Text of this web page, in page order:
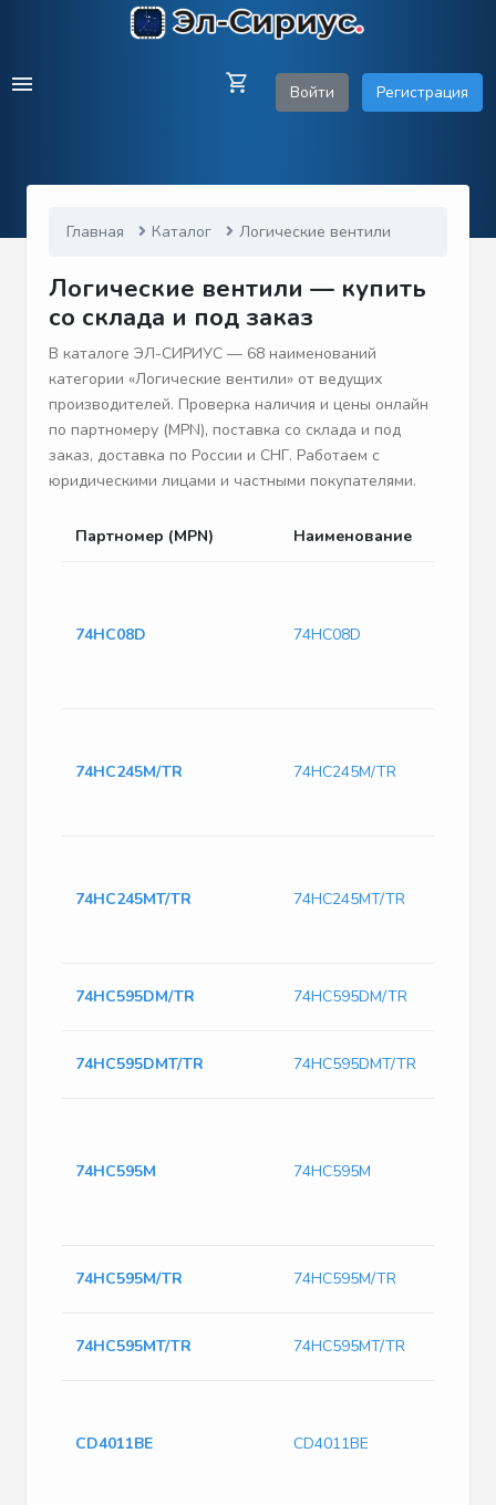
Войти Регистрация
Главная Каталог Логические вентили
Логические вентили — купить
со склада и под заказ
В каталоге ЭЛ-СИРИУС — 68 наименований
категории «Логические вентили» от ведущих
производителей. Проверка наличия и цены онлайн
по партномеру (MPN), поставка со склада и под
заказ, доставка по России и СНГ. Работаем с
юридическими лицами и частными покупателями.
Партномер (MPN) Наименование
74HC08D 74HC08D
74HC245M/TR 74HC245M/TR
74HC245MT/TR 74HC245MT/TR
74HC595DM/TR 74HC595DM/TR
74HC595DMT/TR 74HC595DMT/TR
74HC595M 74HC595M
74HC595M/TR 74HC595M/TR
74HC595MT/TR 74HC595MT/TR
CD4011BE CD4011BE